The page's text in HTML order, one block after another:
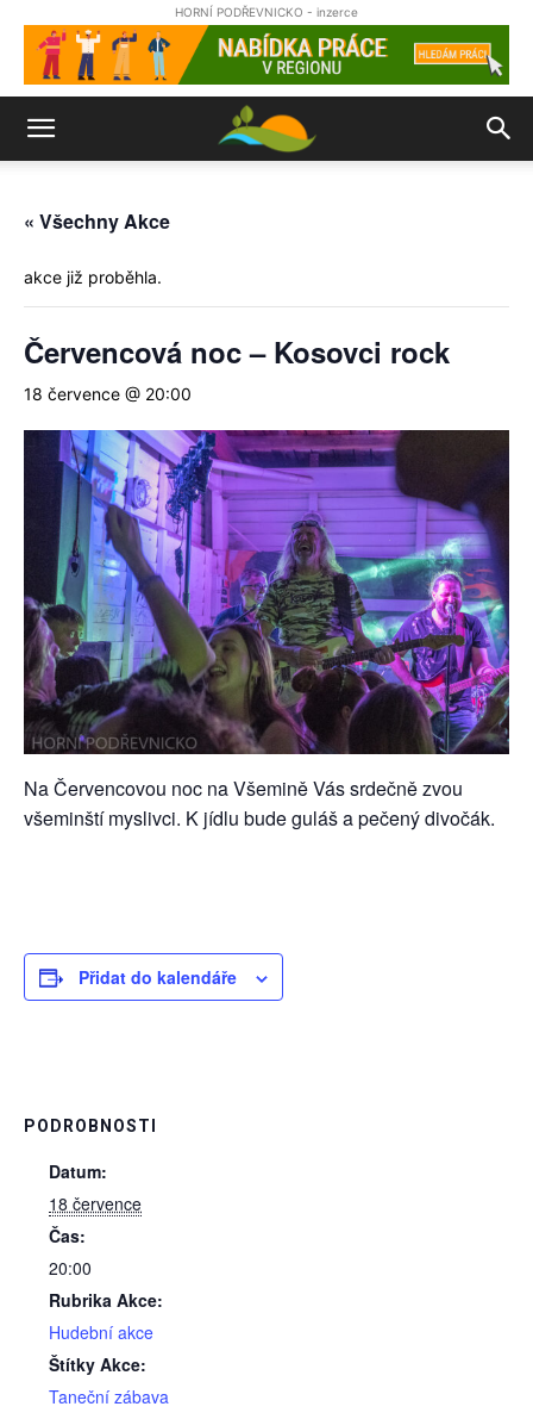
HORNÍ PODŘEVNICKO - inzerce
« Všechny Akce
akce již proběhla.
Červencová noc – Kosovci rock
18 července @ 20:00
Na Červencovou noc na Všemině Vás srdečně zvou
všeminští myslivci. K jídlu bude guláš a pečený divočák.
Přidat do kalendáře
PODROBNOSTI
Datum:
18 července
Čas:
20:00
Rubrika Akce:
Hudební akce
Štítky Akce:
Taneční zábava